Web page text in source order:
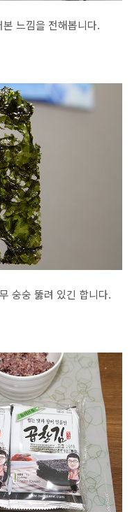
느낌을 전해봅니다.
숭숭 뚫려 있긴 합니다.